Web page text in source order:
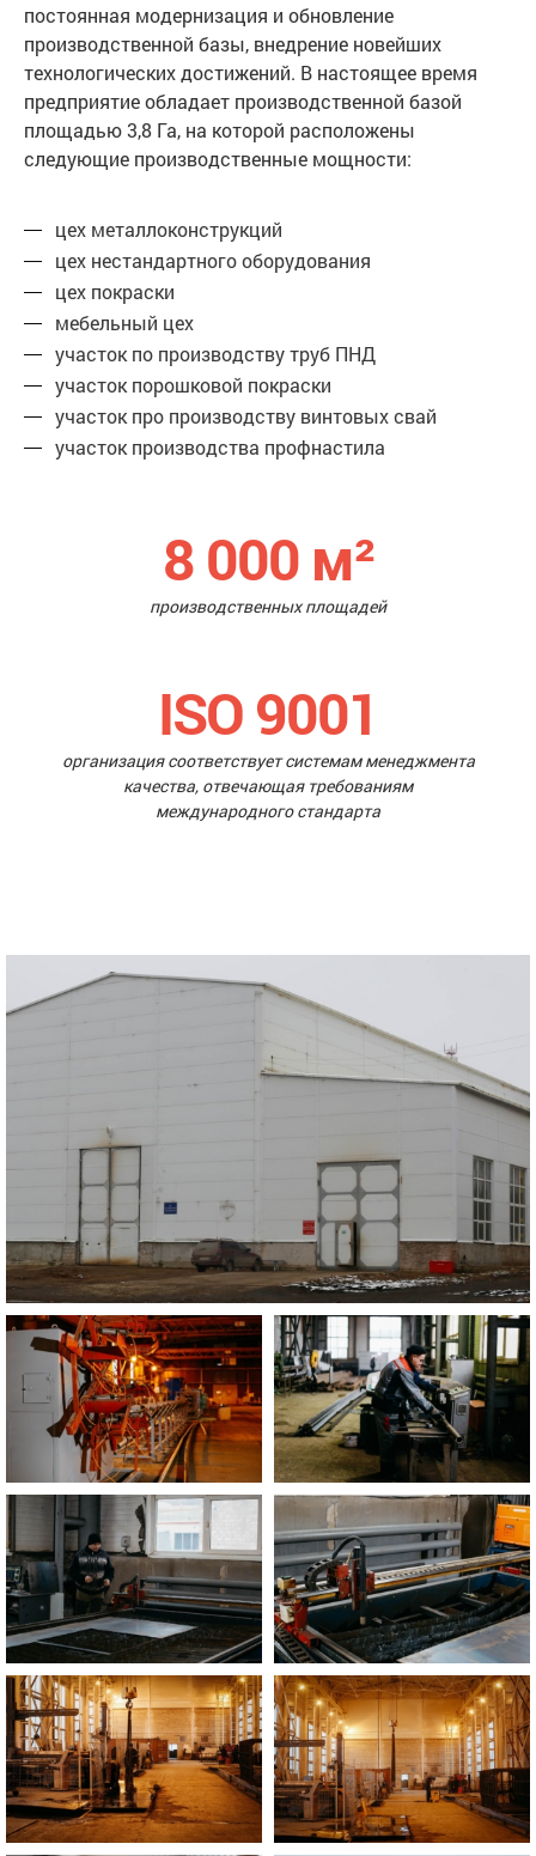
постоянная модернизация и обновление
производственной базы, внедрение новейших
технологических достижений. В настоящее время
предприятие обладает производственной базой
площадью 3,8 Га, на которой расположены
следующие производственные мощности:
цех металлоконструкций
цех нестандартного оборудования
цех покраски
мебельный цех
участок по производству труб ПНД
участок порошковой покраски
участок про производству винтовых свай
участок производства профнастила
8 000 м²
производственных площадей
ISO 9001
организация соответствует системам менеджмента
качества, отвечающая требованиям
международного стандарта